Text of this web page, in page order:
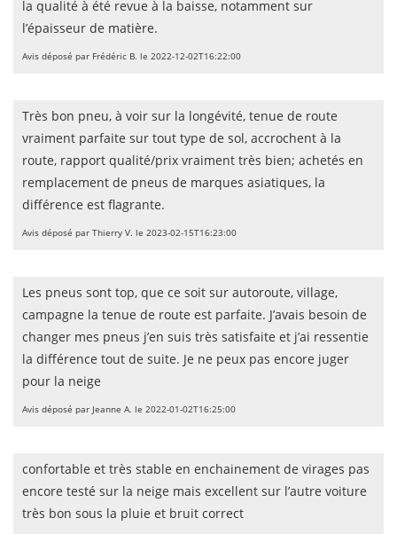
la qualité à été revue à la baisse, notamment sur
l’épaisseur de matière.
Avis déposé par Frédéric B. le 2022-12-02T16:22:00
Très bon pneu, à voir sur la longévité, tenue de route
vraiment parfaite sur tout type de sol, accrochent à la
route, rapport qualité/prix vraiment très bien; achetés en
remplacement de pneus de marques asiatiques, la
différence est flagrante.
Avis déposé par Thierry V. le 2023-02-15T16:23:00
Les pneus sont top, que ce soit sur autoroute, village,
campagne la tenue de route est parfaite. J’avais besoin de
changer mes pneus j’en suis très satisfaite et j’ai ressentie
la différence tout de suite. Je ne peux pas encore juger
pour la neige
Avis déposé par Jeanne A. le 2022-01-02T16:25:00
confortable et très stable en enchainement de virages pas
encore testé sur la neige mais excellent sur l’autre voiture
très bon sous la pluie et bruit correct